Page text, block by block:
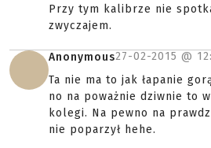
Przy tym kalibrze nie
zwyczajem.
Anonymous27-02-2015 @
Ta nie ma to jak łapanie
no na poważnie dziwnie to
kolegi. Na pewno na
nie poparzył hehe.